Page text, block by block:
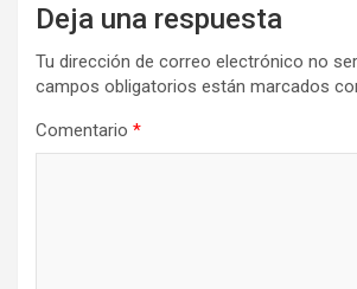
Deja una respuesta
Tu dirección de correo electrónico no
campos obligatorios están marcados
Comentario *